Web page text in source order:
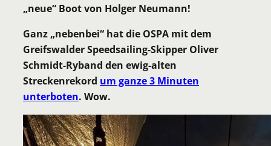
„neue“ Boot von Holger Neumann!
Ganz „nebenbei“ hat die OSPA mit dem
Greifswalder Speedsailing-Skipper Oliver
Schmidt-Ryband den ewig-alten
Streckenrekord um ganze 3 Minuten
unterboten. Wow.